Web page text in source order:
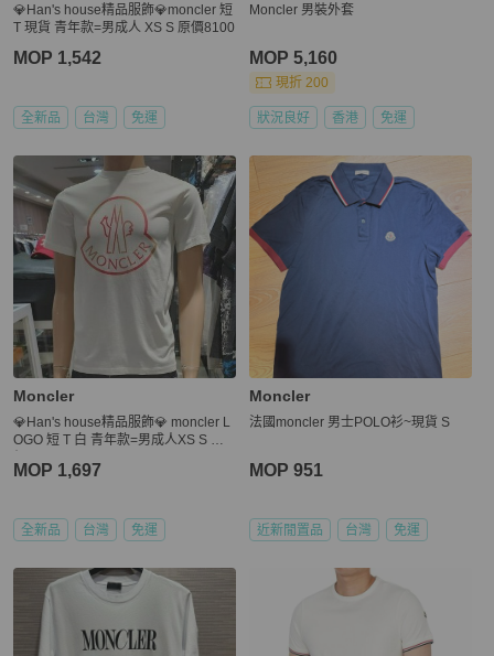
💎Han's house精品服飾💎moncler 短
T 現貨 青年款=男成人 XS S 原價8100
MOP 1,542
全新品 台灣 免運
Moncler 男裝外套
MOP 5,160
現折 200
狀況良好 香港 免運
Moncler
💎Han's house精品服飾💎 moncler L
OGO 短 T 白 青年款=男成人XS S 原
MOP 1,697
全新品 台灣 免運
Moncler
法國moncler 男士POLO衫~現貨 S
MOP 951
近新閒置品 台灣 免運